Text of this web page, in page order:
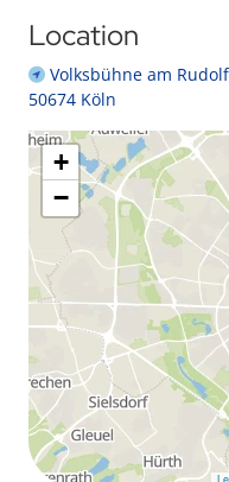
Location
Volksbühne am
50674 Köln
+
−